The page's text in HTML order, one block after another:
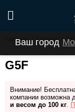
Ваш город
Главная / Каталог
G5F
Внимание!
компании возможна
и весом до 100 кг.